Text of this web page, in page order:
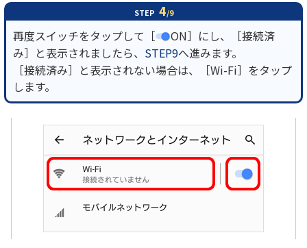
STEP 4/9
再度スイッチをタップして［
ON］にし、［接続済
み］と表示されましたら、 STEP9へ進みます。
［接続済み］と表示されない場合は、［Wi-Fi］をタップ
します。